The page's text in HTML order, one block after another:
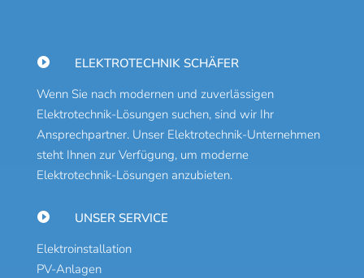

ELEKTROTECHNIK SCHÄFER
Wenn Sie nach modernen und zuverlässigen
Elektrotechnik-Lösungen suchen, sind wir Ihr
Ansprechpartner. Unser Elektrotechnik-Unternehmen
steht Ihnen zur Verfügung, um moderne
Elektrotechnik-Lösungen anzubieten.

UNSER SERVICE
Elektroinstallation
PV-Anlagen